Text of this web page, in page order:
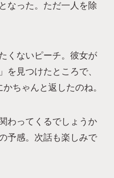
なった。ただ一人を除
くないピーチ。彼女が
を見つけたところで、
ちゃんと返したのね。
わってくるでしょうか
予感。次話も楽しみで